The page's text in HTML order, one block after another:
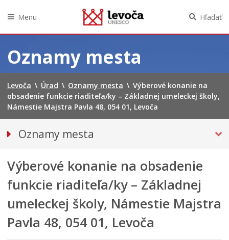
obsah
Menu Hľadať
Oznamy mesta
Levoča \ Úrad \ Oznamy mesta \ Výberové konanie na
obsadenie funkcie riaditeľa/ky – Základnej umeleckej školy,
Námestie Majstra Pavla 48, 054 01, Levoča
Oznamy mesta
Bezpečnosť
Doprava, údržba komunikácií
Kultúra, šport a propagácia
Primátor informuje
Výberové konanie na obsadenie
funkcie riaditeľa/ky – Základnej
umeleckej školy, Námestie Majstra
Pavla 48, 054 01, Levoča